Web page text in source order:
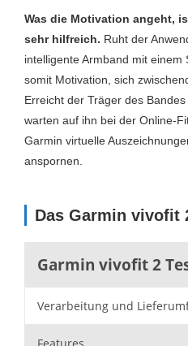
Was die Motivation angeht,
sehr hilfreich. Ruht der
intelligente Armband mit
somit Motivation, sich
Erreicht der Träger des
warten auf ihn bei der Online-
Garmin virtuelle
anspornen.
Das Garmin vivofit
Garmin vivofit 2
Verarbeitung und